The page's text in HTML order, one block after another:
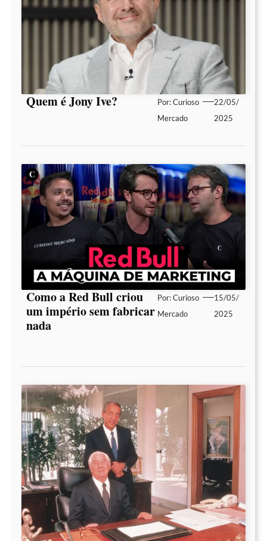
Quem é Jony Ive? Por:Curioso
Mercado
22/05/
2025
Como a Red Bull criou
um império sem fabricar
nada
Por:Curioso
Mercado
15/05/
2025